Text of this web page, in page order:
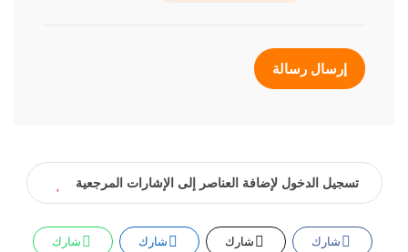
إرسال رسالة
تسجيل الدخول لإضافة العناصر إلى الإشارات المرجعية
شارك شارك شارك شارك